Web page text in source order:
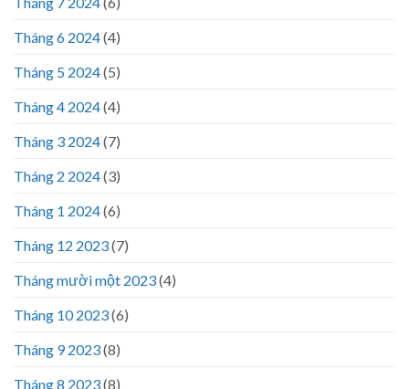
Tháng 6 2024(4)
Tháng 5 2024(5)
Tháng 4 2024(4)
Tháng 3 2024(7)
Tháng 2 2024(3)
Tháng 1 2024(6)
Tháng 12 2023(7)
Tháng mười một 2023(4)
Tháng 10 2023(6)
Tháng 9 2023(8)
Tháng 8 2023(8)